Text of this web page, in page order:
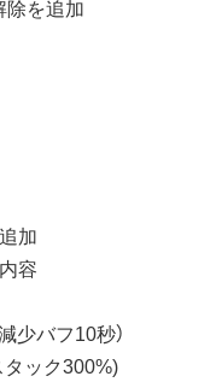
を追加
加
容
少バフ10秒）
タック300%)